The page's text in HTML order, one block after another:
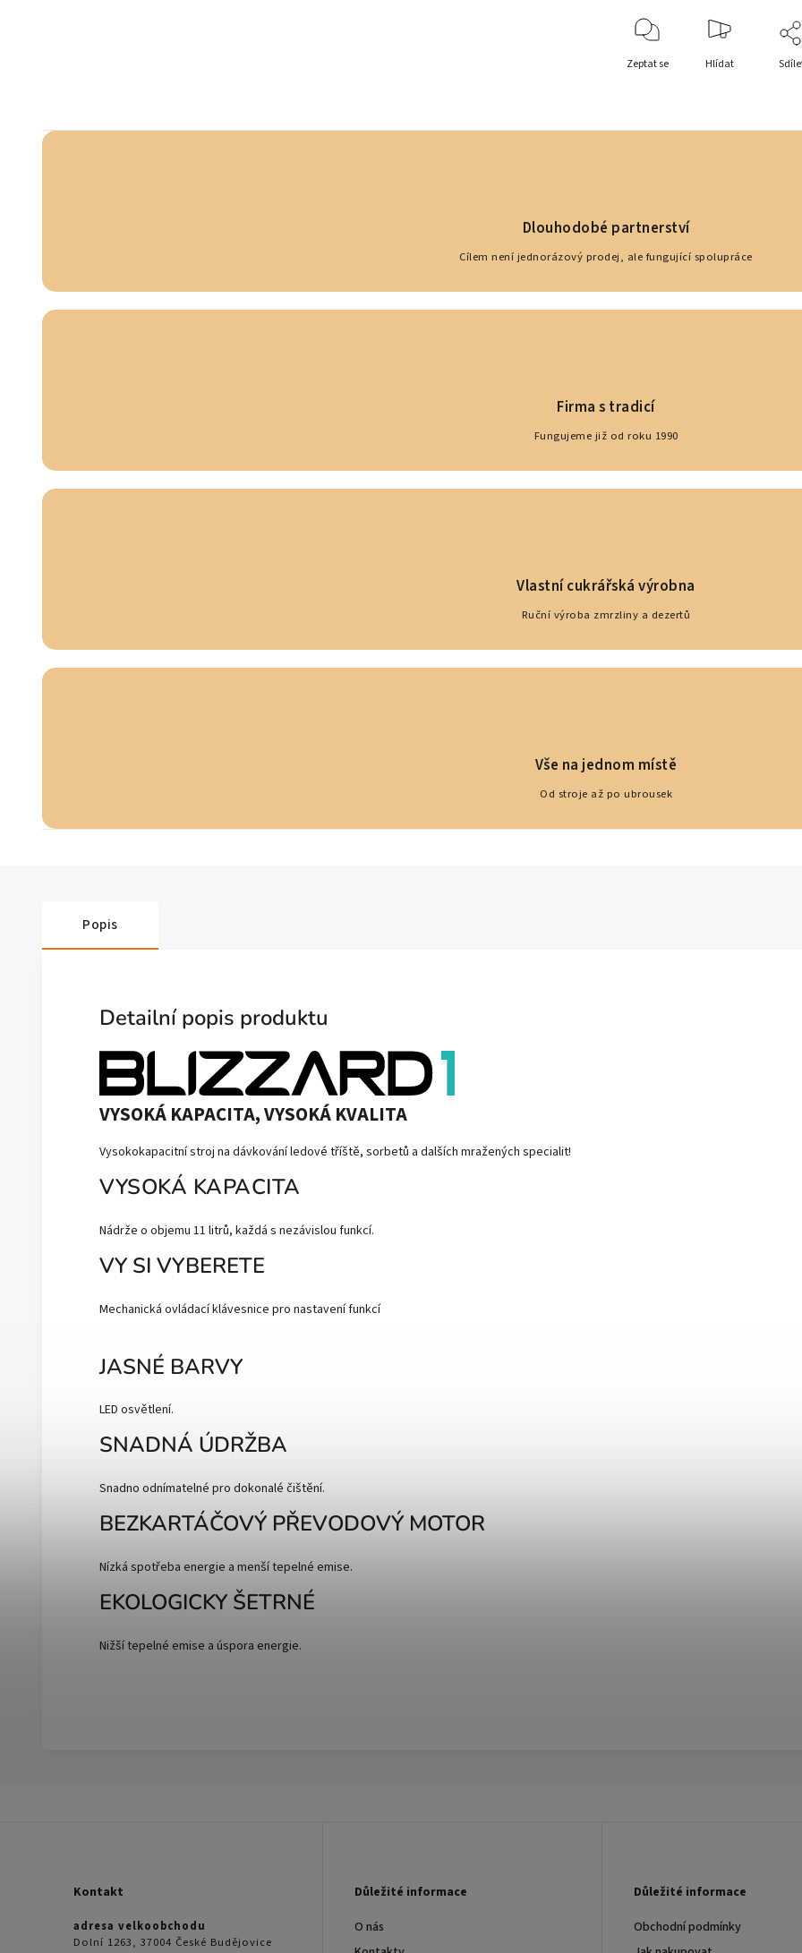
Zeptat se Hlídat
Dlouhodobé partnerství
Cílem není jednorázový prodej, ale fungující spolupráce
Firma s tradicí
Fungujeme již od roku 1990
Vlastní cukrářská výrobna
Ruční výroba zmrzliny a dezertů
Vše na jednom místě
Od stroje až po ubrousek
Popis
Detailní popis produktu
VYSOKÁ KAPACITA, VYSOKÁ KVALITA
Vysokokapacitní stroj na dávkování ledové tříště, sorbetů a dalších mražených specialit!
VYSOKÁ KAPACITA
Nádrže o objemu 11 litrů, každá s nezávislou funkcí.
VY SI VYBERETE
Mechanická ovládací klávesnice pro nastavení funkcí
JASNÉ BARVY
LED osvětlení.
SNADNÁ ÚDRŽBA
Snadno odnímatelné pro dokonalé čištění.
BEZKARTÁČOVÝ PŘEVODOVÝ MOTOR
Nízká spotřeba energie a menší tepelné emise.
EKOLOGICKY ŠETRNÉ
Nižší tepelné emise a úspora energie.
Kontakt
adresa velkoobchodu
Dolní 1263, 37004 České Budějovice
Důležité informace
O nás
Důležité informace
Obchodní podmínky